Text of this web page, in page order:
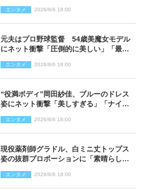
エンタメ 2026/8/6 18:00
元夫はプロ野球監督 54歳美魔女モデル
にネット衝撃「圧倒的に美しい」「最強
エンタメ 2026/8/6 18:00
“役満ボディ”岡田紗佳、ブルーのドレス
姿にネット衝撃「美しすぎる」「ナイ
エンタメ 2026/8/6 18:00
現役薬剤師グラドル、白ミニ丈トップス
姿の抜群プロポーションに「素晴らしす
エンタメ 2026/8/6 18:00